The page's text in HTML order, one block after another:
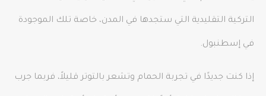
التركية التقليدية التي ستجدها في المدن، خاصة تلك الموجودة
في إسطنبول.
إذا كنت جديدًا في تجربة الحمام وتشعر بالتوتر قليلاً، فربما جرب